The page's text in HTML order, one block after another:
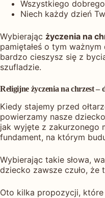
Wszystkiego
Niech każdy dzień
Wybierając życzenia na
pamiętałeś o tym
bardzo cieszysz się z
szufladzie.
Religijne życzenia na chrzest –
Kiedy stajemy przed
powierzamy nasze
jak wyjęte z zakurzonego
fundament, na którym
Wybierając takie słowa,
dziecko zawsze czuło,
Oto kilka propozycji,